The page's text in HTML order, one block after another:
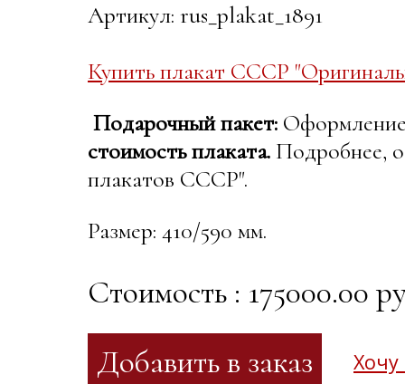
Артикул: rus_plakat_1891
Купить плакат СССР
Подарочный пакет: Оформление
стоимость плаката. Подробнее,
плакатов СССР".
Размер: 410/590 мм.
Стоимость : 175000.00
Хочу